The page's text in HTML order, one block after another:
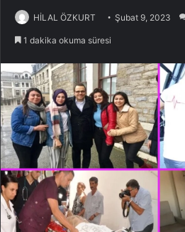
HİLAL ÖZKURT Şubat 9, 2023
1 dakika okuma süresi